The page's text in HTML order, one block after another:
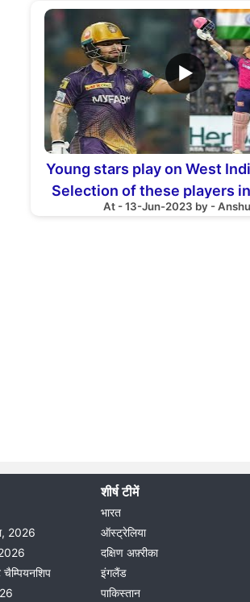
▶
Young stars play on West
Selection of these players
Rinku Singh almost
At - 13-Jun-2023 by - Anshu
2026
शीर्ष टीमें
भारत
ऑस्ट्रेलिया
दक्षिण अफ़्रीका
इंगलैंड
पाकिस्तान